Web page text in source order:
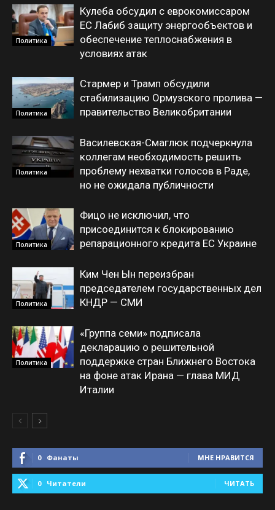
Политика
Кулеба обсудил с еврокомиссаром
ЕС Лабиб защиту энергообъектов и
обеспечение теплоснабжения в
условиях атак
Политика
Стармер и Трамп обсудили
стабилизацию Ормузского пролива —
правительство Великобритании
Политика
Василевская-Смаглюк подчеркнула
коллегам необходимость решить
проблему нехватки голосов в Раде,
но не ожидала публичности
Политика
Фицо не исключил, что
присоединится к блокированию
репарационного кредита ЕС Украине
Политика
Ким Чен Ын переизбран
председателем государственных дел
КНДР — СМИ
Политика
«Группа семи» подписала
декларацию о решительной
поддержке стран Ближнего Востока
на фоне атак Ирана — глава МИД
Италии
0 Фанаты МНЕ НРАВИТСЯ
0 Читатели ЧИТАТЬ